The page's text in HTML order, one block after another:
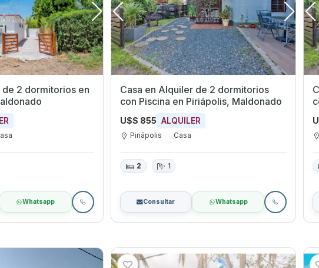
2 dormitorios en
Whatsapp
Casa en Alquiler de 2 dormitorios
con Piscina en Piriápolis, Maldonado
U$S 855 ALQUILER
Piriápolis Casa
2 1
Consultar Whatsapp
con